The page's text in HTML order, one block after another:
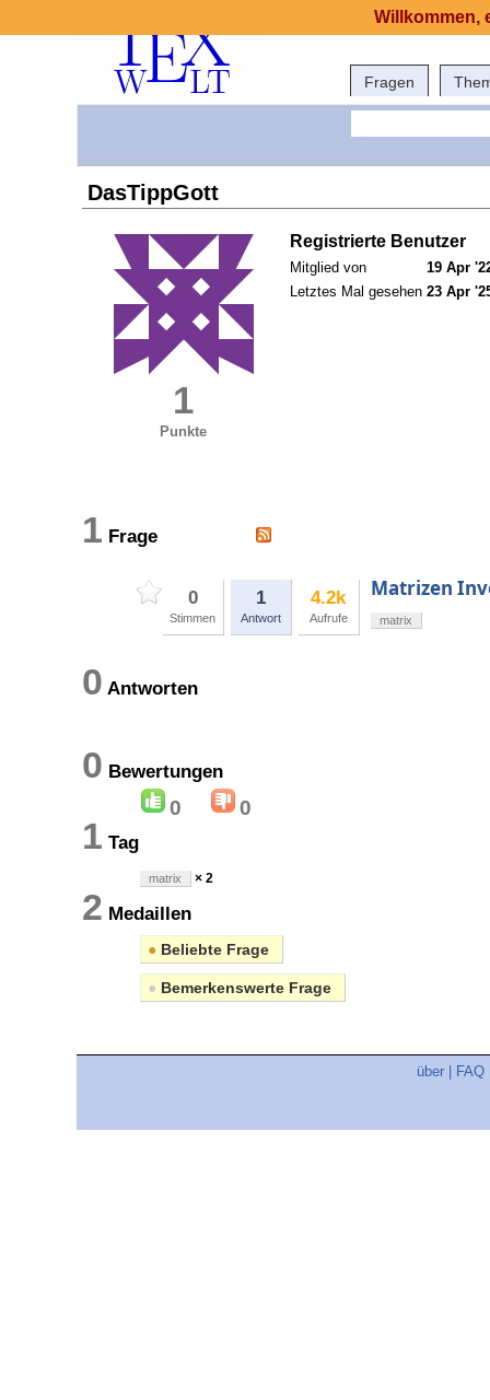
Fragen
DasTippGott
1
Punkte
Registrierte Benutzer
Mitglied von
19 Apr
Letztes Mal gesehen 23 Apr
1 Frage
0
Stimmen
1
Antwort
4.2k
Aufrufe
Matrizen
matrix
0 Antworten
0 Bewertungen
0 0
1 Tag
matrix × 2
2 Medaillen
● Beliebte Frage
● Bemerkenswerte Frage
über FAQ
Willkommen,